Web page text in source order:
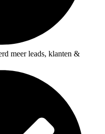
meer leads, klanten &